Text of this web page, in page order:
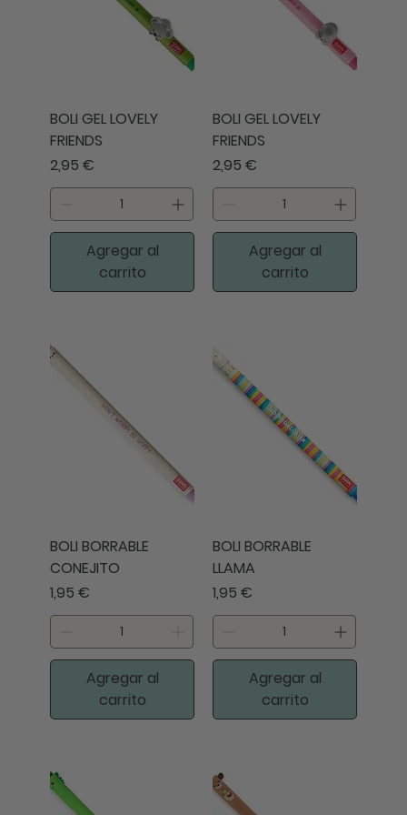
BOLI GEL LOVELY
FRIENDS
Precio
2,95 €
Agregar al
carrito
BOLI GEL LOVELY
FRIENDS
Precio
2,95 €
Agregar al
carrito
BOLI BORRABLE
CONEJITO
Precio
1,95 €
Agregar al
carrito
BOLI BORRABLE
LLAMA
Precio
1,95 €
Agregar al
carrito